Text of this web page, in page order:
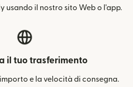
usando il nostro sito Web o l'app.
il tuo trasferimento
e la velocità di consegna.